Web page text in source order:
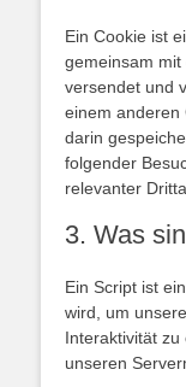
Ein Cookie ist
gemeinsam
versendet und
einem anderen
darin
folgender
relevanter
3. Was
Ein Script ist
wird, um
Interaktivität
unseren